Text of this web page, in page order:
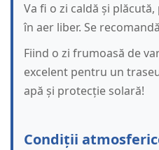
Va fi o zi caldă și
în aer liber. Se
Fiind o zi frumoasă de
excelent pentru un
apă și protecție solară!
Condiții